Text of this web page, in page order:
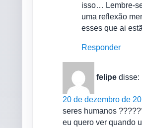
isso… Lembre-
uma reflexão
esses que ai
Responder
felipe disse:
20 de dezembro de
seres humanos
eu quero ver quando